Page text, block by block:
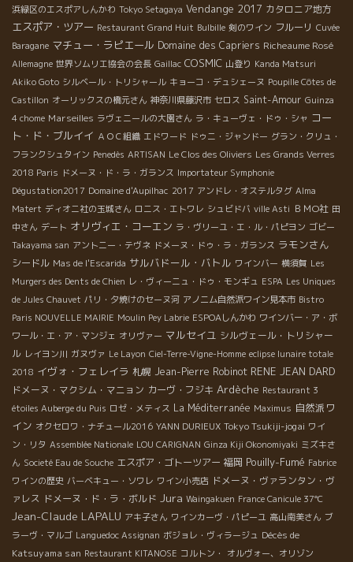
浜緑区のエスポアしんかわ Tokyo Setagaya Vendange 2017 カタロニア地方
エスポア・ツアー Restaurant Grand Huit Bulbille 剣のワイン フルーリ Cuvée
Baragane マチュー・ラピエール Domaine des Capriers Richeaume Rosé
Allemagne 世界ソムリエ協会の会長 Gaillac COSMIC 山登り Kanda Matsuri
Akiko Goto シルベール・トリシャール キョーコ・デュシェーヌ Poupille Côtes de
Castillon オーリックスの橋元さん 神奈川県藤沢市 セロス Saint-Amour Guinza
4 chome Marseilles ラヴェニールの大園さん ラ・キューヴェ・ドゥ・シャ コー
ト・ド・ブルイイ ＡＯＣ組織 エドワード ドゥニ・ジャンドー グラン・クリュ・
フランクシュタイン Penedès ARTISAN Le Clos des Oliviers Les Grands Verres
2018 Paris ドメーヌ・ド・ラ・ガランス Importateur Symphonie
Dégustation2017 Domaine d'Aupilhac 2017 アンドレ・オステルタグ Alma
Matert ディオニ社の玉城さん ロニス・エトワレ シュビドバ ville Asti ＢＭО社 田
中さん デート オリヴィエ・コーエン ラ・ヴリーユ・エ・ル・パピヨン ゴビー
Takayama san アントニー・テヴネ ドメーヌ・ドゥ・ラ・ガランス ラモンさん
シードル Mas de l'Escarida サルバドール・バトル ワインバー 横須賀 Les
Murgers des Dents de Chien レ・ヴィーニュ・ドゥ・モンギュ ESPA Les Uniques
de Jules Chauvet パリ・夕焼けのセーヌ河 アノニム自然派ワイン見本市 Bistro
Paris NOUVELLE MAIRIE Moulin Pey Labrie ESPOAしんかわ ワインバー・ア・ボ
ワール・エ・ア・マンジェ オリヴァー マルセイユ シルヴェール・トリシャー
ル レイヨン川 ガヌヴァ Le Layon Ciel-Terre-Vigne-Homme eclipse lunaire totale
2018 イヴォ・フェレイラ 札幌 Jean-Pierre Robinot RENE JEAN DARD
ドメーヌ・マクシム・マニョン カーヴ・フジキ Ardèche Restaurant 3
étoiles Auberge du Puis ロゼ・メティス La Méditerranée Maximus 自然派ワ
イン オクセロワ・ナチュール2016 YANN DURIEUX Tokyo Tsukiji-jogai ワイ
ン・リタ Assemblée Nationale LOU CARIGNAN Ginza Kiji Okonomiyaki ミズキさ
ん Societé Eau de Souche エスポア・ゴトーツアー 福岡 Pouilly-Fumé Fabrice
ワインの歴史 バーベキュー・ソワレ ワイン小売店 ドメーヌ・ヴァランタン・ヴ
ァレス ドメーヌ・ド・ラ・ボルド Jura Waingakuen France Canicule 37℃
Jean-Claude LAPALU アキ子さん ワインカーヴ・パピーユ 高山南美さん ブ
ラーヴ・マルゴ Languedoc Assignan ボジョレ・ヴィラージュ Décès de
Katsuyama san Restaurant KITANOSE コルトン・
オルヴォー、オリゾン